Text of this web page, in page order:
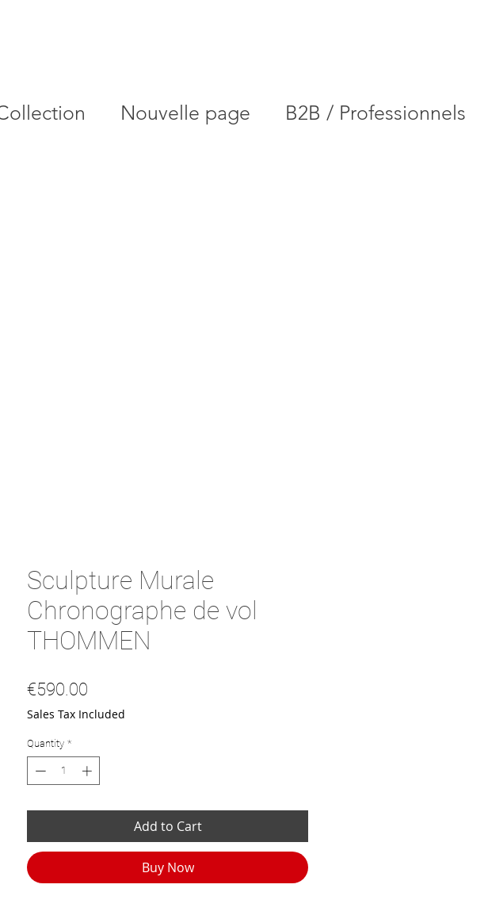
Nouvelle page B2B / Professionnels
Sculpture Murale
Chronographe de vol
THOMMEN
€590.00
Sales Tax Included
Quantity *
Add to Cart
Buy Now